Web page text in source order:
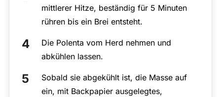
mittlerer Hitze, beständig für 5 Minuten
rühren bis ein Brei entsteht.
Die Polenta vom Herd nehmen und
abkühlen lassen.
Sobald sie abgekühlt ist, die Masse auf
ein, mit Backpapier ausgelegtes,